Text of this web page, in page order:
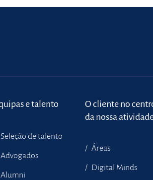
e talento
Seleção de talento
Advogados
Alumni
O cliente no
da nossa
Áreas
Digital Minds